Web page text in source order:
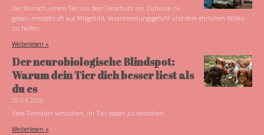
Der Wunsch, einem Tier aus dem Tierschutz ein Zuhause zu
geben, entsteht oft aus Mitgefühl, Verantwortungsgefühl und dem ehrlichen Willen
zu helfen.
Weiterlesen »
Der neurobiologische Blindspot:
Warum dein Tier dich besser liest als
du es
29.04.2026
Viele Tierhalter versuchen, ihr Tier besser zu verstehen.
Weiterlesen »